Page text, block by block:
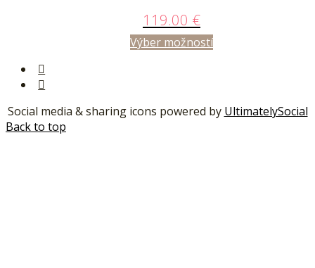
119.00 €
Výber možností
Social media & sharing icons powered by UltimatelySocial
Back to top